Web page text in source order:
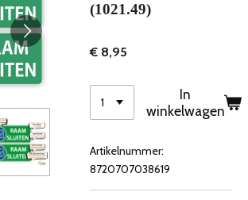
(1021.49)
€ 8,95
In
winkelwagen
Artikelnummer:
8720707038619